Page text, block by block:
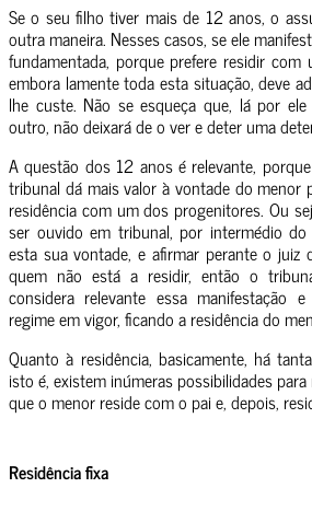
Se o seu filho tiver mais de 12 anos, o
outra maneira. Nesses casos, se ele
fundamentada, porque prefere residir
embora lamente toda esta situação, deve
lhe custe. Não se esqueça que, lá por
outro, não deixará de o ver e deter uma
A questão dos 12 anos é relevante,
tribunal dá mais valor à vontade do menor
residência com um dos progenitores. Ou
ser ouvido em tribunal, por intermédio
esta sua vontade, e afirmar perante o juiz
quem não está a residir, então o
considera relevante essa manifestação
regime em vigor, ficando a residência do
Quanto à residência, basicamente, há
isto é, existem inúmeras possibilidades
que o menor reside com o pai e, depois,
Residência fixa